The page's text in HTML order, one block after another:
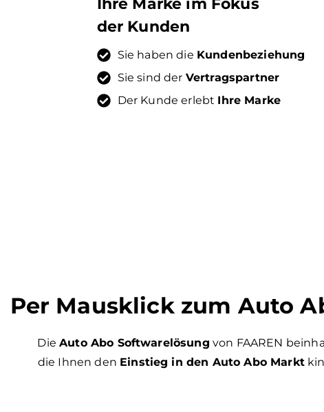
Ihre Marke im Fokus
der Kunden
Sie haben die Kundenbeziehung
Sie sind der Vertragspartner
Der Kunde erlebt Ihre Marke
Per Mausklick zum Auto
DieAuto Abo Softwarelösung von FAAREN
die Ihnen den Einstieg in den Auto Abo Markt